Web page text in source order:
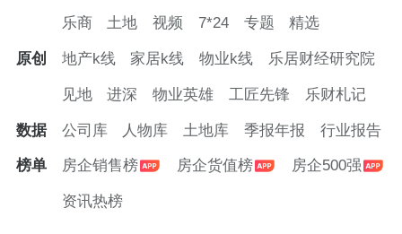
乐商 土地 视频 7*24 专题 精选
原创 地产k线 家居k线 物业k线 乐居财经研究院
见地 进深 物业英雄 工匠先锋 乐财札记
数据 公司库 人物库 土地库 季报年报 行业报告
榜单 房企销售榜 房企货值榜 房企500强
资讯热榜